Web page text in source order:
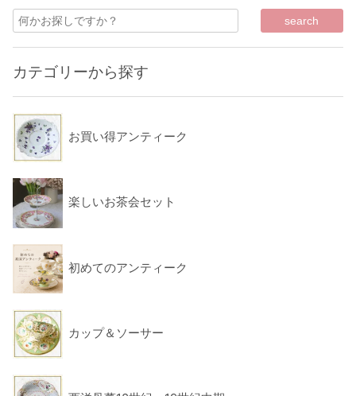
カテゴリーから探す
お買い得アンティーク
楽しいお茶会セット
初めてのアンティーク
カップ＆ソーサー